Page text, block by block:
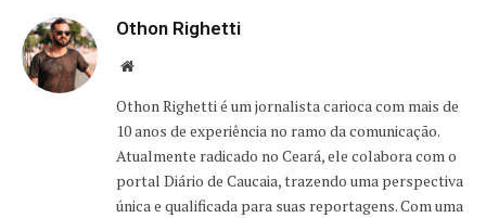
Othon Righetti
Website
Othon Righetti é um jornalista carioca com mais de
10 anos de experiência no ramo da comunicação.
Atualmente radicado no Ceará, ele colabora com o
portal Diário de Caucaia, trazendo uma perspectiva
única e qualificada para suas reportagens. Com uma